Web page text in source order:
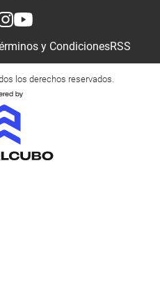
y CondicionesRSS
los derechos reservados.